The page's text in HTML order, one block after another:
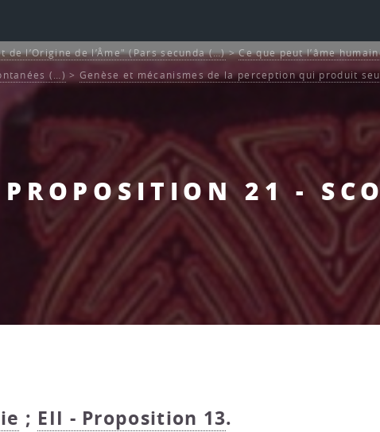
21 -
l’Origine de l’Âme" (Pars secunda (…)>Ce que peut l’âme
(…) > Genèse et mécanismes de la perception qui produit
; EII - Proposition 13.